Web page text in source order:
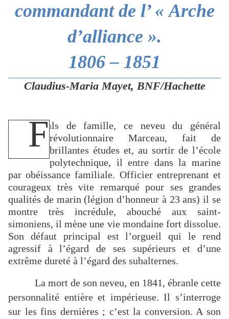
commandant de l’ « Arche
d’alliance ».
1806 – 1851
Claudius-Maria Mayet, BNF/Hachette
Fils de famille, ce neveu du général
révolutionnaire Marceau, fait de
brillantes études et, au sortir de l’école
polytechnique, il entre dans la marine
par obéissance familiale. Officier entreprenant et
courageux très vite remarqué pour ses grandes
qualités de marin (légion d’honneur à 23 ans) il se
montre très incrédule, abouché aux saint-
simoniens, il mène une vie mondaine fort dissolue.
Son défaut principal est l’orgueil qui le rend
agressif à l’égard de ses supérieurs et d’une
extrême dureté à l’égard des subalternes.
La mort de son neveu, en 1841, ébranle cette
personnalité entière et impérieuse. Il s’interroge
sur les fins dernières ; c’est la conversion. A son